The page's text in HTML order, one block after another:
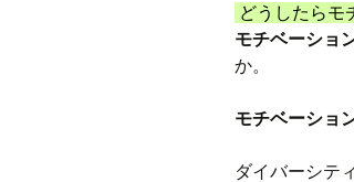
どうしたらモ
モチベーショ
か。
モチベーショ
ダイバーシテ